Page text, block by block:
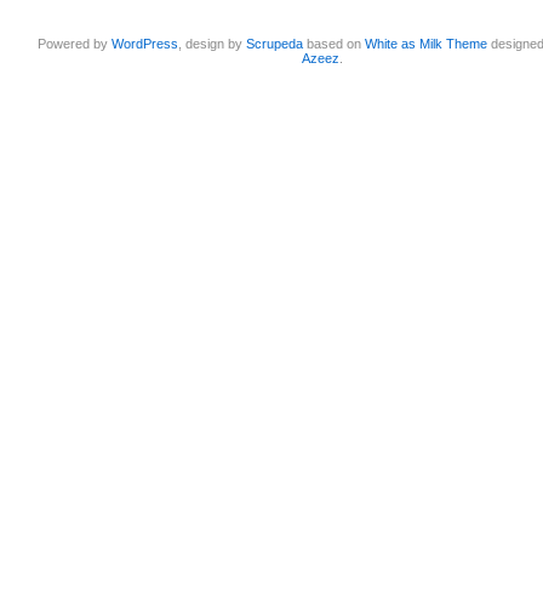
Powered byWordPress , design byScrupeda based onWhite as Milk Theme
Azeez